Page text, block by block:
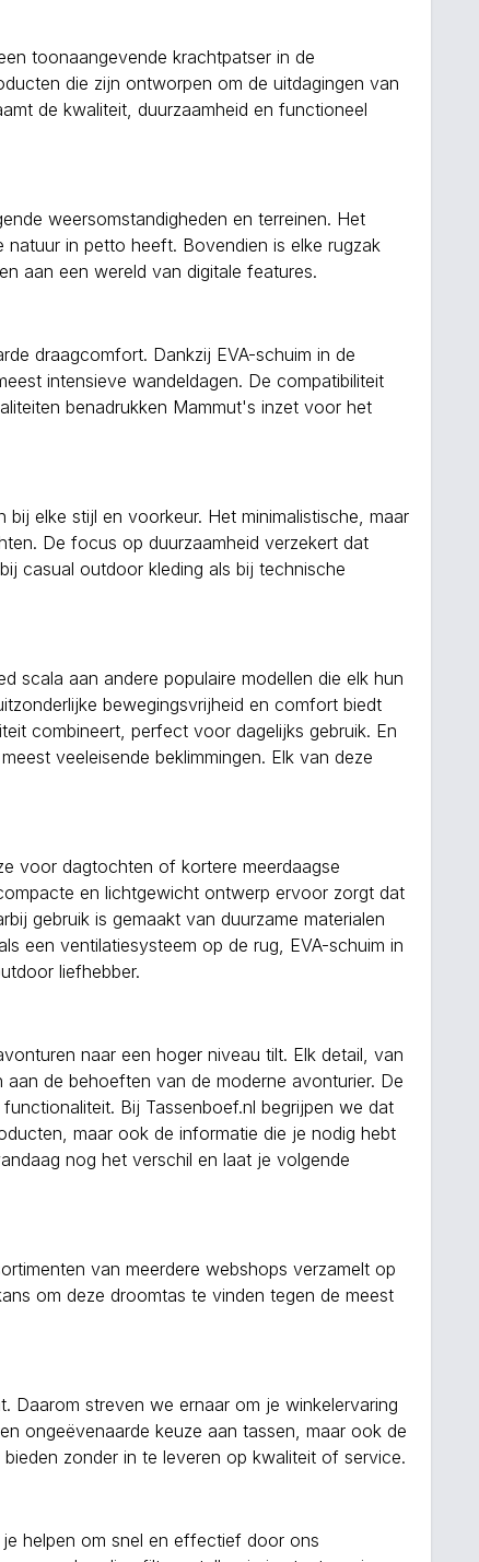
toonaangevende krachtpatser in de
die zijn ontworpen om de uitdagingen van
de kwaliteit, duurzaamheid en functioneel
weersomstandigheden en terreinen. Het
in petto heeft. Bovendien is elke rugzak
aan een wereld van digitale features.
draagcomfort. Dankzij EVA-schuim in de
intensieve wandeldagen. De compatibiliteit
benadrukken Mammut's inzet voor het
elke stijl en voorkeur. Het minimalistische, maar
De focus op duurzaamheid verzekert dat
casual outdoor kleding als bij technische
scala aan andere populaire modellen die elk hun
bewegingsvrijheid en comfort biedt
combineert, perfect voor dagelijks gebruik. En
veeleisende beklimmingen. Elk van deze
voor dagtochten of kortere meerdaagse
en lichtgewicht ontwerp ervoor zorgt dat
gebruik is gemaakt van duurzame materialen
een ventilatiesysteem op de rug, EVA-schuim in
liefhebber.
naar een hoger niveau tilt. Elk detail, van
de behoeften van de moderne avonturier. De
Bij Tassenboef.nl begrijpen we dat
maar ook de informatie die je nodig hebt
nog het verschil en laat je volgende
van meerdere webshops verzamelt op
om deze droomtas te vinden tegen de meest
Daarom streven we ernaar om je winkelervaring
ongeëvenaarde keuze aan tassen, maar ook de
zonder in te leveren op kwaliteit of service.
helpen om snel en effectief door ons